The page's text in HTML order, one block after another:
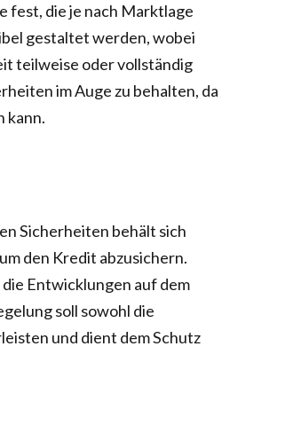
fest, die je nach Marktlage
gestaltet werden, wobei
teilweise oder vollständig
im Auge zu behalten, da
kann.
Sicherheiten behält sich
den Kredit abzusichern.
Entwicklungen auf dem
soll sowohl die
und dient dem Schutz